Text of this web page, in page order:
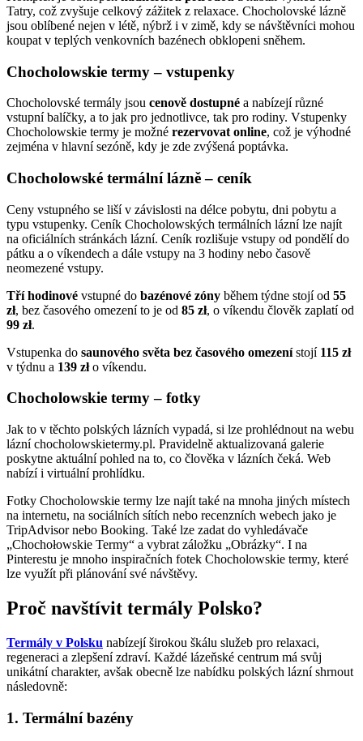
Tatry, což zvyšuje celkový zážitek z relaxace. Chocholovské lázně
jsou oblíbené nejen v létě, nýbrž i v zimě, kdy se návštěvníci mohou
koupat v teplých venkovních bazénech obklopeni sněhem.
Chocholowskie termy – vstupenky
Chocholovské termály jsou cenově dostupné a nabízejí různé
vstupní balíčky, a to jak pro jednotlivce, tak pro rodiny. Vstupenky
Chocholowskie termy je možné rezervovat online, což je výhodné
zejména v hlavní sezóně, kdy je zde zvýšená poptávka.
Chocholowské termální lázně – ceník
Ceny vstupného se liší v závislosti na délce pobytu, dni pobytu a
typu vstupenky. Ceník Chocholowských termálních lázní lze najít
na oficiálních stránkách lázní. Ceník rozlišuje vstupy od pondělí do
pátku a o víkendech a dále vstupy na 3 hodiny nebo časově
neomezené vstupy.
Tří hodinové vstupné do bazénové zóny během týdne stojí od 55
zł, bez časového omezení to je od 85 zł, o víkendu člověk zaplatí od
99 zł.
Vstupenka do saunového světa bez časového omezenístojí 115 zł
v týdnu a 139 zło víkendu.
Chocholowskie termy – fotky
Jak to v těchto polských lázních vypadá, si lze prohlédnout na webu
lázní chocholowskietermy.pl. Pravidelně aktualizovaná galerie
poskytne aktuální pohled na to, co člověka v lázních čeká. Web
nabízí i virtuální prohlídku.
Fotky Chocholowskie termy lze najít také na mnoha jiných místech
na internetu, na sociálních sítích nebo recenzních webech jako je
TripAdvisor nebo Booking. Také lze zadat do vyhledávače
„Chochołowskie Termy“ a vybrat záložku „Obrázky“. I na
Pinterestu je mnoho inspiračních fotek Chocholowskie termy, které
lze využít při plánování své návštěvy.
Proč navštívit termály Polsko?
Termály v Polsku nabízejí širokou škálu služeb pro relaxaci,
regeneraci a zlepšení zdraví. Každé lázeňské centrum má svůj
unikátní charakter, avšak obecně lze nabídku polských lázní shrnout
následovně:
1. Termální bazény